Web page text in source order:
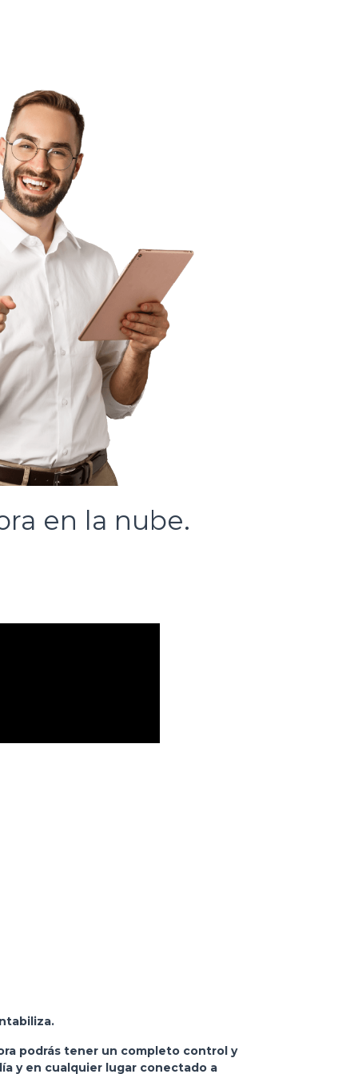
en la nube.
podrás tener un completo control y
y en cualquier lugar conectado a